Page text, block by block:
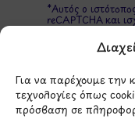
Για να παρέχουμε την
τεχνολογίες όπως
πρόσβαση σε
*Αυτός ο
reCAPTCHA και
Όροι Παροχής
ΣΤΟΙΧΕΙΑ